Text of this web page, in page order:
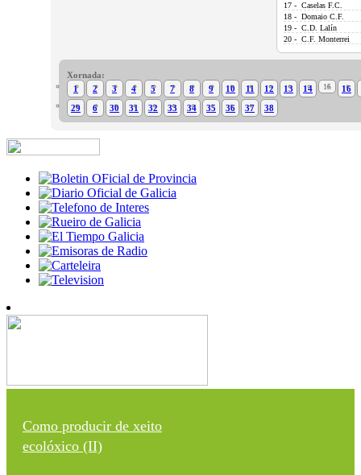
17 - Caselas F.C.
18 - Domaio C.F.
19 - C.D. Lalín
20 - C.F. Monterrei
Xornada:
1
2 3 4 5 7 8 9 10 11 12 13 14 15
16
29
6 30 31 32 33 34 35 36 37 38
Como producir de xeito
ecolóxico (II)